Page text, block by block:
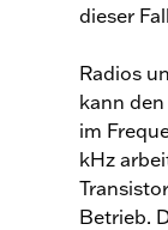
dieser
Radios
kann
im
kHz
Betrieb.